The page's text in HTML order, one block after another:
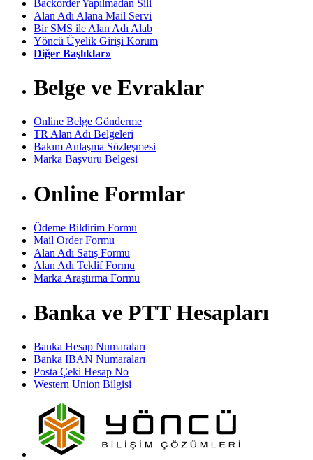
Backorder Yapılmadan Sili
Alan Adı Alana Mail Servi
Bir SMS ile Alan Adı Alab
Yöncü Üyelik Girişi Korum
Diğer Başlıklar»
Belge ve Evraklar
Online Belge Gönderme
TR Alan Adı Belgeleri
Bakım Anlaşma Sözleşmesi
Marka Başvuru Belgesi
Online Formlar
Ödeme Bildirim Formu
Mail Order Formu
Alan Adı Satış Formu
Alan Adı Teklif Formu
Marka Araştırma Formu
Banka ve PTT Hesapları
Banka Hesap Numaraları
Banka IBAN Numaraları
Posta Çeki Hesap No
Western Union Bilgisi